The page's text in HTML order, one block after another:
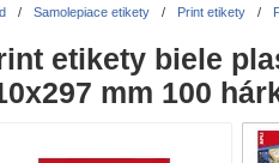
/ Samolepiace etikety / Print etikety /
etikety biele
mm 100